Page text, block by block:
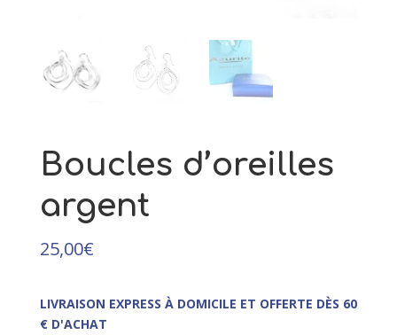
Boucles d’oreilles
argent
25,00€
LIVRAISON EXPRESS À DOMICILE ET OFFERTE DÈS 60
€ D'ACHAT